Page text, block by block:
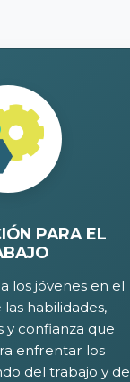
PARA EL
los jóvenes en el
habilidades,
y confianza que
enfrentar los
del trabajo y de